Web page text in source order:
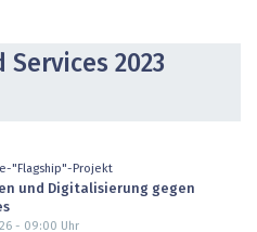
2023
"Flagship"-Projekt
und Digitalisierung gegen
- 09:00 Uhr